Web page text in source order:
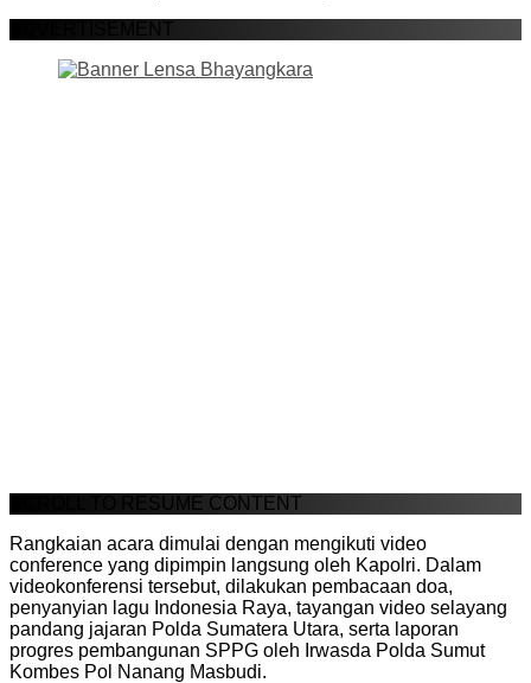
ADVERTISEMENT
SCROLL TO RESUME CONTENT
Rangkaian acara dimulai dengan mengikuti video
conference yang dipimpin langsung oleh Kapolri. Dalam
videokonferensi tersebut, dilakukan pembacaan doa,
penyanyian lagu Indonesia Raya, tayangan video selayang
pandang jajaran Polda Sumatera Utara, serta laporan
progres pembangunan SPPG oleh Irwasda Polda Sumut
Kombes Pol Nanang Masbudi.